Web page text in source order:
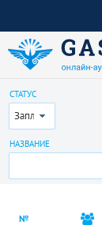
СТАТУС
Запланирован
НАЗВАНИЕ
№